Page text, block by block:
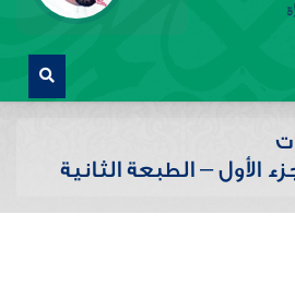
الأول – الطبعة الثانية